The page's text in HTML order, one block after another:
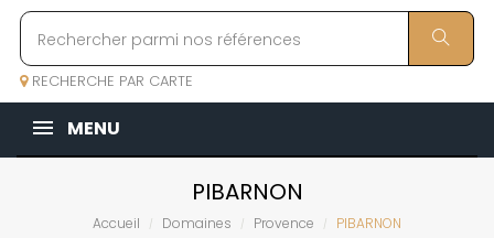
RECHERCHE PAR CARTE
MENU
PIBARNON
Accueil Domaines Provence PIBARNON